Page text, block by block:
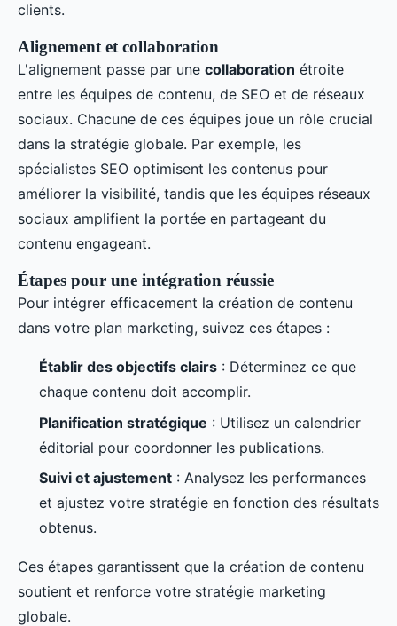
clients.
Alignement et collaboration
L'alignement passe par une collaboration étroite
entre les équipes de contenu, de SEO et de réseaux
sociaux. Chacune de ces équipes joue un rôle crucial
dans la stratégie globale. Par exemple, les
spécialistes SEO optimisent les contenus pour
améliorer la visibilité, tandis que les équipes réseaux
sociaux amplifient la portée en partageant du
contenu engageant.
Étapes pour une intégration réussie
Pour intégrer efficacement la création de contenu
dans votre plan marketing, suivez ces étapes :
Établir des objectifs clairs : Déterminez ce que
chaque contenu doit accomplir.
Planification stratégique : Utilisez un calendrier
éditorial pour coordonner les publications.
Suivi et ajustement : Analysez les performances
et ajustez votre stratégie en fonction des résultats
obtenus.
Ces étapes garantissent que la création de contenu
soutient et renforce votre stratégie marketing
globale.